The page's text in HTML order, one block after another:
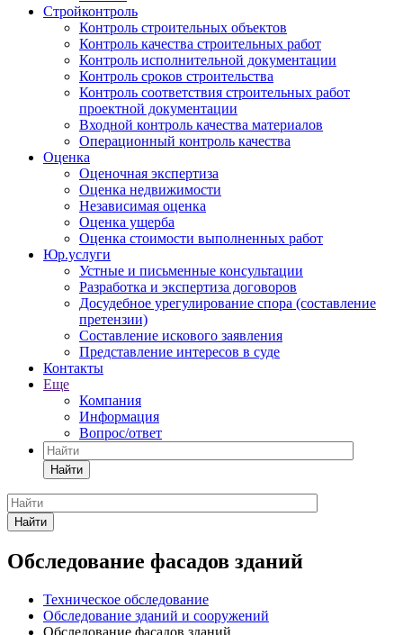
Стройконтроль
Контроль строительных объектов
Контроль качества строительных работ
Контроль исполнительной документации
Контроль сроков строительства
Контроль соответствия строительных работ
проектной документации
Входной контроль качества материалов
Операционный контроль качества
Оценка
Оценочная экспертиза
Оценка недвижимости
Независимая оценка
Оценка ущерба
Оценка стоимости выполненных работ
Юр.услуги
Устные и письменные консультации
Разработка и экспертиза договоров
Досудебное урегулирование спора (составление
претензии)
Составление искового заявления
Представление интересов в суде
Контакты
Еще
Компания
Информация
Вопрос/ответ
Найти
Найти
Обследование фасадов зданий
Техническое обследование
Обследование зданий и сооружений
Обследование фасадов зданий